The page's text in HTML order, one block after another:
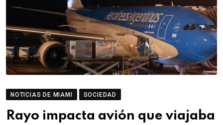
NOTICIAS DE MIAMI SOCIEDAD
Rayo impacta avión que viajaba